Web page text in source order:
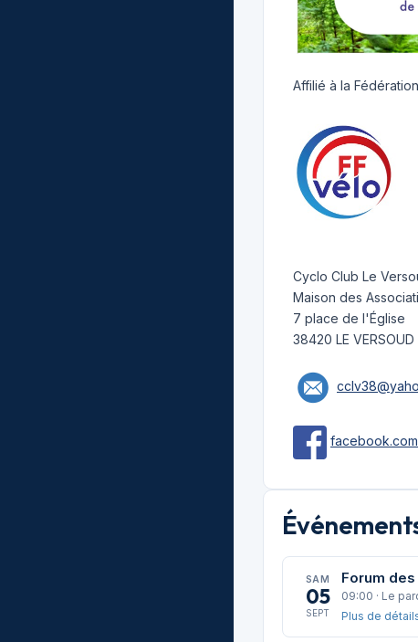
Affilié à la
Cyclo Club Le
Maison des
7 place de l'Église
38420 LE VERSOUD
SAM
05
SEPT
Forum
09:00 · Le
Plus de